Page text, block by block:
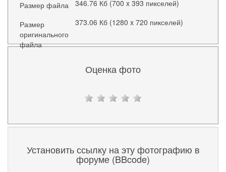
Размер файла
346.76 Кб (700 x 393 пикселей)
Размер
оригинального
файла
373.06 Кб (1280 x 720 пикселей)
Оценка фото
Установить ссылку на эту фотографию в
форуме (BBcode)